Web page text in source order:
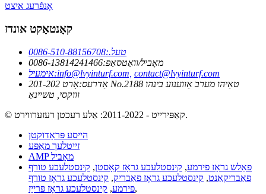
אָנפֿרעג איצט
קאָנטאַקט אונדז
טעל.:0086-510-88156708
מאָביל/וואַטסאַפּ:0086-13814241466
אימעיל:info@lvyinturf.com, contact@lvyinturf.com
אַדרעס:
אָרט 201-202 No.2188 טאַיהו מערב אַווענוע בינהו
וווקסי, טשיינאַ
© קאַפּירייט - 2011-2022: אַלע רעכטן רעזערווירט.
הייסע פּראָדוקטן
זייטלעך מאַפּע
AMP מאָביל
פאַלש גראָז פירמע, קינסטלעכע גראָז קאָסטן, קינסטלעכע טורף
פאַבריקאַנט, קינסטלעכע גראָז פאַבריק, קינסטלעכע גראָז טורף
פירמע, קינסטלעכע גראָז פּרייַז ,